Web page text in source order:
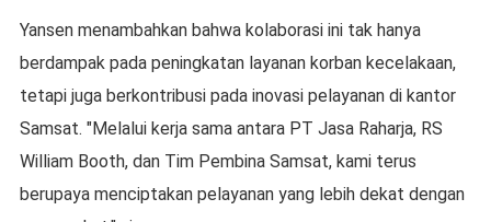
Yansen menambahkan bahwa kolaborasi ini tak hanya
berdampak pada peningkatan layanan korban kecelakaan,
tetapi juga berkontribusi pada inovasi pelayanan di kantor
Samsat. "Melalui kerja sama antara PT Jasa Raharja, RS
William Booth, dan Tim Pembina Samsat, kami terus
berupaya menciptakan pelayanan yang lebih dekat dengan